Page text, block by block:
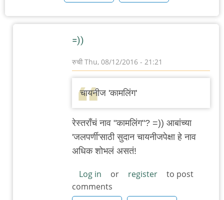
=))
रुची Thu, 08/12/2016 - 21:21
reply
to
संतोष
च्या
(
चायनीज 'कामलिंग'
रेस्तराँचं नाव "कामलिंग"? =)) आबांच्या
'जलपर्णी'साठी सुदान चायनीजपेक्षा हे नाव
अधिक शोभलं असतं!
Log in or register
to post
comments